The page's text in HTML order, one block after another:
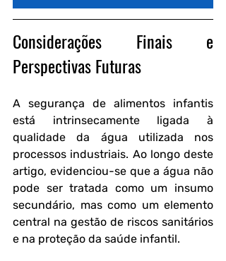
Considerações Finais e
Perspectivas Futuras
A segurança de alimentos infantis
está intrinsecamente ligada à
qualidade da água utilizada nos
processos industriais. Ao longo deste
artigo, evidenciou-se que a água não
pode ser tratada como um insumo
secundário, mas como um elemento
central na gestão de riscos sanitários
e na proteção da saúde infantil.